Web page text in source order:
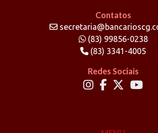
Contatos
(83) 99856-0238
(83) 3341-4005
Redes Sociais